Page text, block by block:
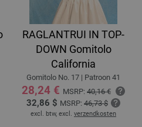
RAGLANTRUI IN TOP-
DOWN Gomitolo
California
Gomitolo No. 17 | Patroon 41
28,24 € MSRP: 40,16 €
32,86 $ MSRP: 46,73 $
excl. btw, excl. verzendkosten